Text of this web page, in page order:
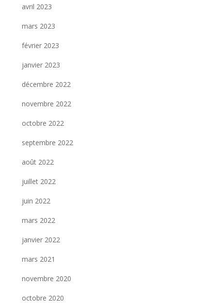
avril 2023
mars 2023
février 2023
janvier 2023
décembre 2022
novembre 2022
octobre 2022
septembre 2022
août 2022
juillet 2022
juin 2022
mars 2022
janvier 2022
mars 2021
novembre 2020
octobre 2020